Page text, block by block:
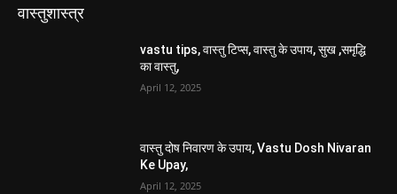
वास्तुशास्त्र
vastu tips, वास्तु टिप्स, वास्तु के उपाय, सुख ,समृद्धि
का वास्तु,
April 12, 2025
वास्तु दोष निवारण के उपाय, Vastu Dosh Nivaran
Ke Upay,
April 12, 2025